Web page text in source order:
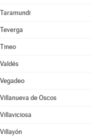
Taramundi
Teverga
Tineo
Valdés
Vegadeo
Villanueva de Oscos
Villaviciosa
Villayón